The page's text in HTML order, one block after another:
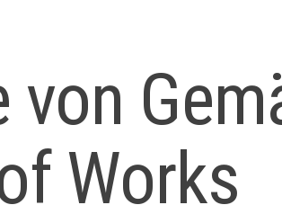
von
Works